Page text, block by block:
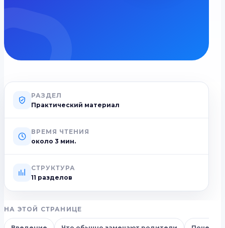
РАЗДЕЛ
Практический материал
ВРЕМЯ ЧТЕНИЯ
около 3 мин.
СТРУКТУРА
11 разделов
НА ЭТОЙ СТРАНИЦЕ